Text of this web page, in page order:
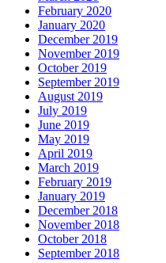
February 2020
January 2020
December 2019
November 2019
October 2019
September 2019
August 2019
July 2019
June 2019
May 2019
April 2019
March 2019
February 2019
January 2019
December 2018
November 2018
October 2018
September 2018